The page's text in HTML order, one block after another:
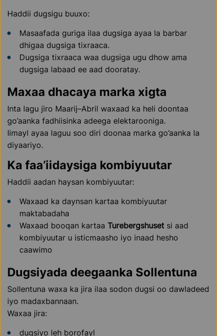
Haddii dugsigu buuxo:
Masaafada guriga ilaa dugsiga ayaa la barbar
dhigaa dugsiga tixraaca.
Dugsiga tixraaca waa dugsiga ugu dhow ama
dugsiga labaad ee aad dooratay.
Maxaa dhacaya marka xigta
Inta lagu jiro Maarij–Abril waxaad ka heli doontaa
go’aanka fadhiisinka adeega elektarooniga.
Iimayl ayaa laguu soo diri doonaa marka go’aanka la
diyaariyo.
Ka faa’iidaysiga kombiyuutar
Haddii aadan haysan kombiyuutar:
Waxaad ka daynsan kartaa kombiyuutar
maktabadaha
Waxaad booqan kartaa Turebergshuset si aad
kombiyuutar u isticmaasho iyo inaad hesho
caawimo
Dugsiyada deegaanka Sollentuna
Sollentuna waxa ka jira ilaa sodon dugsi oo dawladeed
iyo madaxbannaan.
Waxaa jira:
dugsiyo leh borofayl